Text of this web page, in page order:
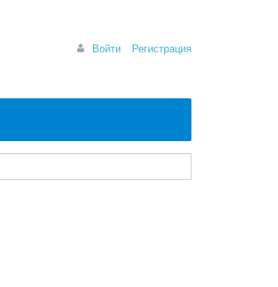
Войти Регистрация